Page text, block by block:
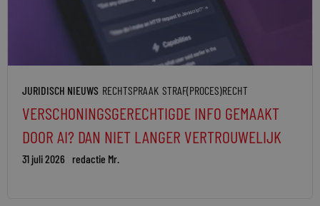
JURIDISCH NIEUWS RECHTSPRAAK STRAF(PROCES)RECHT
VERSCHONINGSGERECHTIGDE INFO GEMAAKT
DOOR AI? DAN NIET LANGER VERTROUWELIJK
31 juli 2026 redactie Mr.